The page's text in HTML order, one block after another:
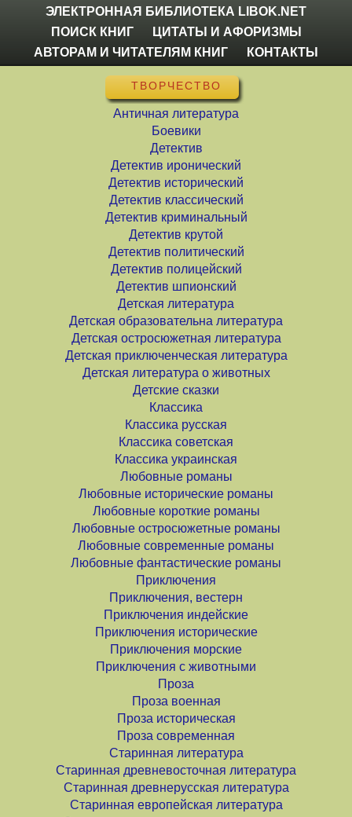
ЭЛЕКТРОННАЯ БИБЛИОТЕКА LIBOK.NET
ПОИСК КНИГ
ЦИТАТЫ И АФОРИЗМЫ
АВТОРАМ И ЧИТАТЕЛЯМ КНИГ
КОНТАКТЫ
ТВОРЧЕСТВО
Античная литература
Боевики
Детектив
Детектив иронический
Детектив исторический
Детектив классический
Детектив криминальный
Детектив крутой
Детектив политический
Детектив полицейский
Детектив шпионский
Детская литература
Детская образовательна литература
Детская остросюжетная литература
Детская приключенческая литература
Детская литература о животных
Детские сказки
Классика
Классика русская
Классика советская
Классика украинская
Любовные романы
Любовные исторические романы
Любовные короткие романы
Любовные остросюжетные романы
Любовные современные романы
Любовные фантастические романы
Приключения
Приключения, вестерн
Приключения индейские
Приключения исторические
Приключения морские
Приключения с животными
Проза
Проза военная
Проза историческая
Проза современная
Старинная литература
Старинная древневосточная литература
Старинная древнерусская литература
Старинная европейская литература